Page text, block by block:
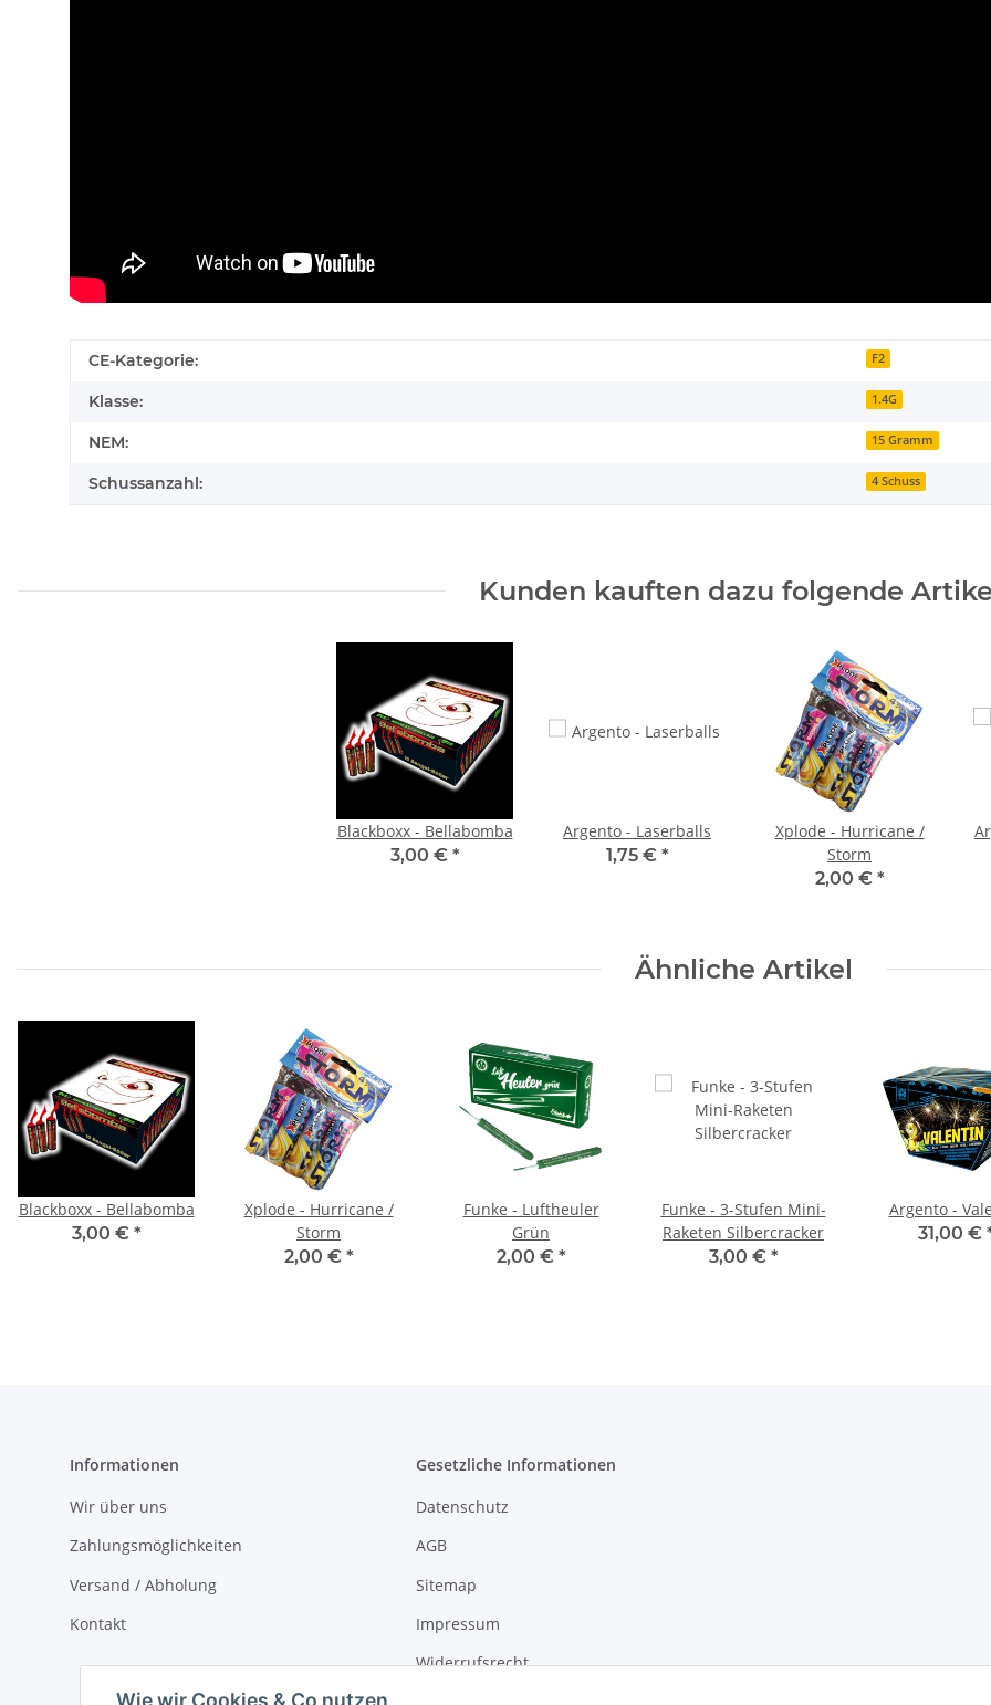
CE-Kategorie: F2
Klasse: 1.4G
NEM: 15 Gramm
Schussanzahl: 4 Schuss
Kunden kauften dazu folgende
Blackboxx - Bellabomba
3,00 € *
Argento - Laserballs
1,75 € *
Xplode - Hurricane /
Storm
2,00 € *
Ähnliche Artikel
Blackboxx - Bellabomba
3,00 € *
Xplode - Hurricane /
Storm
2,00 € *
Funke - Luftheuler
Grün
2,00 € *
Funke - 3-Stufen Mini-
Raketen Silbercracker
3,00 € *
Argento -
31,00 €
Informationen
Wir über uns
Zahlungsmöglichkeiten
Versand / Abholung
Kontakt
Gesetzliche Informationen
Datenschutz
AGB
Sitemap
Impressum
Widerrufsrecht